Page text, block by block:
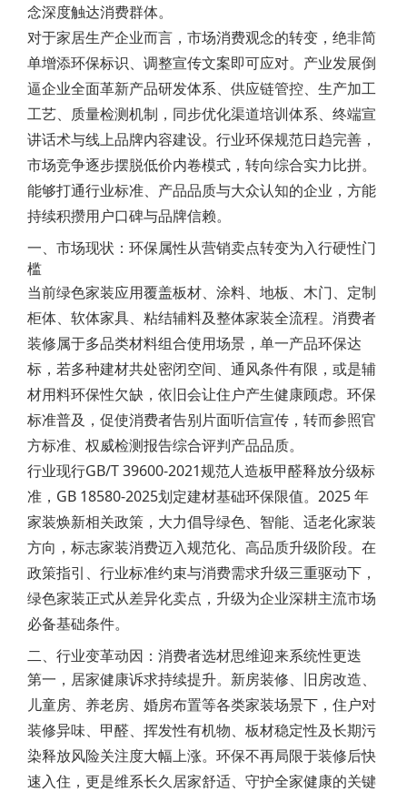
念深度触达消费群体。
对于家居生产企业而言，市场消费观念的转变，绝非简
单增添环保标识、调整宣传文案即可应对。产业发展倒
逼企业全面革新产品研发体系、供应链管控、生产加工
工艺、质量检测机制，同步优化渠道培训体系、终端宣
讲话术与线上品牌内容建设。行业环保规范日趋完善，
市场竞争逐步摆脱低价内卷模式，转向综合实力比拼。
能够打通行业标准、产品品质与大众认知的企业，方能
持续积攒用户口碑与品牌信赖。
一、市场现状：环保属性从营销卖点转变为入行硬性门
槛
当前绿色家装应用覆盖板材、涂料、地板、木门、定制
柜体、软体家具、粘结辅料及整体家装全流程。消费者
装修属于多品类材料组合使用场景，单一产品环保达
标，若多种建材共处密闭空间、通风条件有限，或是辅
材用料环保性欠缺，依旧会让住户产生健康顾虑。环保
标准普及，促使消费者告别片面听信宣传，转而参照官
方标准、权威检测报告综合评判产品品质。
行业现行GB/T 39600-2021规范人造板甲醛释放分级标
准，GB 18580-2025划定建材基础环保限值。2025 年
家装焕新相关政策，大力倡导绿色、智能、适老化家装
方向，标志家装消费迈入规范化、高品质升级阶段。在
政策指引、行业标准约束与消费需求升级三重驱动下，
绿色家装正式从差异化卖点，升级为企业深耕主流市场
必备基础条件。
二、行业变革动因：消费者选材思维迎来系统性更迭
第一，居家健康诉求持续提升。新房装修、旧房改造、
儿童房、养老房、婚房布置等各类家装场景下，住户对
装修异味、甲醛、挥发性有机物、板材稳定性及长期污
染释放风险关注度大幅上涨。环保不再局限于装修后快
速入住，更是维系长久居家舒适、守护全家健康的关键